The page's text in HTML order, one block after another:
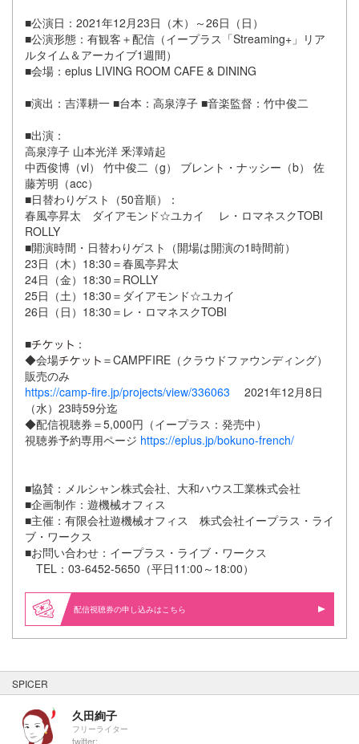
■公演日：2021年12月23日（木）～26日（日）
■公演形態：有観客＋配信（イープラス「Streaming+」リア
ルタイム＆アーカイブ1週間）
■会場：eplus LIVING ROOM CAFE & DINING
■演出：吉澤耕一 ■台本：高泉淳子 ■音楽監督：竹中俊二
■出演：
高泉淳子 山本光洋 釆澤靖起
中西俊博（vl） 竹中俊二（g） ブレント・ナッシー（b） 佐
藤芳明（acc）
■日替わりゲスト（50音順）：
春風亭昇太 ダイアモンド☆ユカイ レ・ロマネスクTOBI
ROLLY
■開演時間・日替わりゲスト（開場は開演の1時間前）
23日（木）18:30＝春風亭昇太
24日（金）18:30＝ROLLY
25日（土）18:30＝ダイアモンド☆ユカイ
26日（日）18:30＝レ・ロマネスクTOBI
■
：
◆会場
＝CAMPFIRE（クラウドファウンディング）
販売のみ
https://camp-fire.jp/projects/view/336063 2021年12月8日
（水）23時59分迄
◆配信視聴券＝5,000円（イープラス：発売中）
視聴券予約専用ページ https://eplus.jp/bokuno-french/
■協賛：メルシャン株式会社、大和ハウス工業株式会社
■企画制作：遊機械オフィス
■主催：有限会社遊機械オフィス 株式会社イープラス・ライ
ブ・ワークス
■お問い合わせ：イープラス・ライブ・ワークス
TEL：03-6452-5650（平日11:00～18:00）
配信視聴券の申し込みはこちら
SPICER
久田絢子
フリーライター
twitter: